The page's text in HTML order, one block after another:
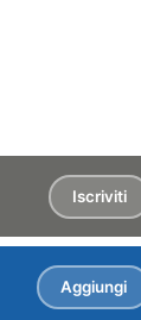
Iscriviti
Aggiungi